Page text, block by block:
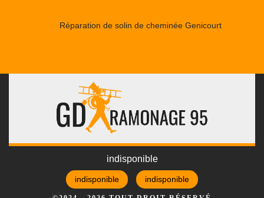
Réparation de solin de cheminée Genicourt
indisponible
indisponible indisponible